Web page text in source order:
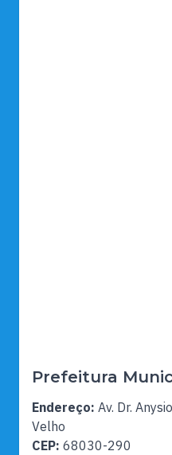
Prefeitura
Endereço: Av. Dr.
Velho
CEP: 68030-290